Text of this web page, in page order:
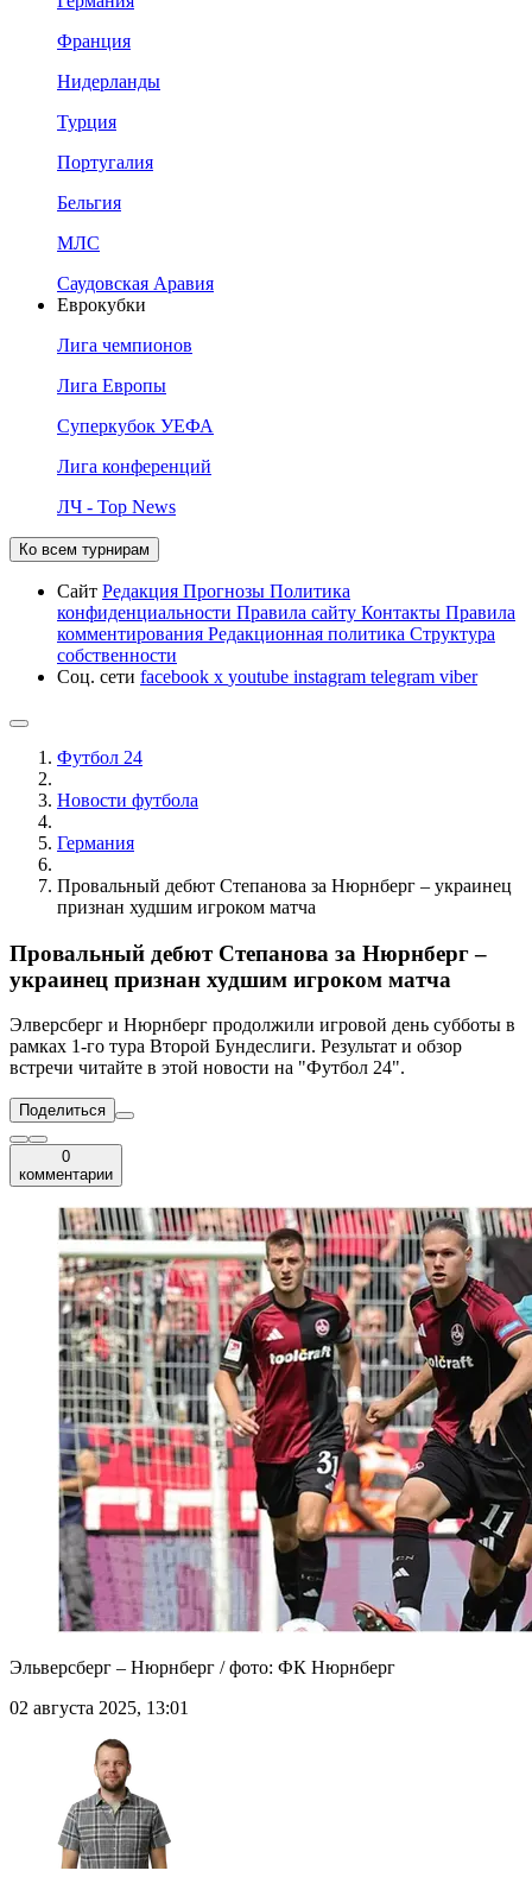
Франция
Нидерланды
Турция
Португалия
Бельгия
МЛС
Саудовская Аравия
Еврокубки
Лига чемпионов
Лига Европы
Суперкубок УЕФА
Лига конференций
ЛЧ - Top News
Ко всем турнирам
Сайт Редакция Прогнозы Политика
конфиденциальности Правила сайту Контакты Правила
комментирования Редакционная политика Структура
собственности
Соц. сети facebook x youtube instagram telegram viber
Футбол 24
Новости футбола
Германия
Провальный дебют Степанова за Нюрнберг – украинец
признан худшим игроком матча
Провальный дебют Степанова за Нюрнберг –
украинец признан худшим игроком матча
Элверсберг и Нюрнберг продолжили игровой день субботы в
рамках 1-го тура Второй Бундеслиги. Результат и обзор
встречи читайте в этой новости на "Футбол 24".
Поделиться
0
комментарии
Эльверсберг – Нюрнберг / фото: ФК Нюрнберг
02 августа 2025, 13:01